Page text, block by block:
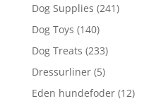
Dog Supplies (241)
Dog Toys (140)
Dog Treats (233)
Dressurliner (5)
Eden hundefoder (12)